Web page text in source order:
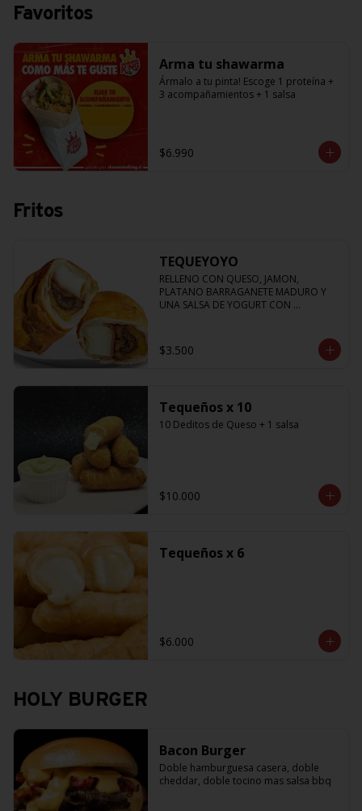
Favoritos
Arma tu shawarma
Ármalo a tu pinta! Escoge 1 proteína +
3 acompañamientos + 1 salsa
$6.990
Fritos
TEQUEYOYO
RELLENO CON QUESO, JAMON,
PLATANO BARRAGANETE MADURO Y
UNA SALSA DE YOGURT CON
$3.500
Tequeños x 10
10 Deditos de Queso + 1 salsa
$10.000
Tequeños x 6
$6.000
HOLY BURGER
Bacon Burger
Doble hamburguesa casera, doble
cheddar, doble tocino mas salsa bbq